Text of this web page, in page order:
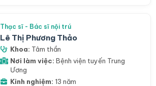
Thạc sĩ - Bác sĩ nội trú
Lê Thị Phương Thảo
Khoa: Tâm thần
Nơi làm việc: Bệnh viện tuyến Trung
Ương
Kinh nghiệm: 13 năm